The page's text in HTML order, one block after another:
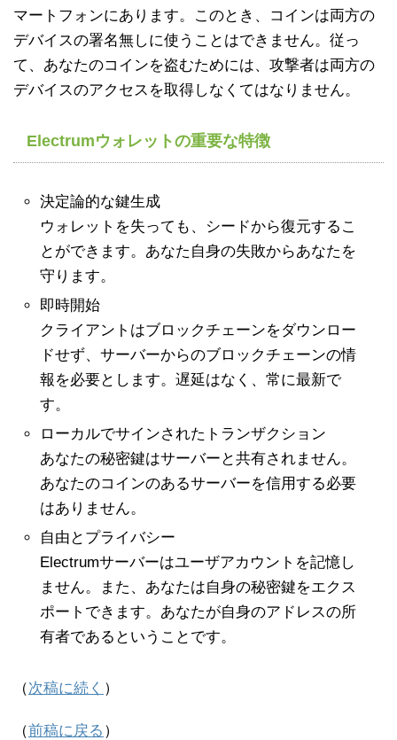
マートフォンにあります。このとき、コインは両方の
デバイスの署名無しに使うことはできません。従っ
て、あなたのコインを盗むためには、攻撃者は両方の
デバイスのアクセスを取得しなくてはなりません。
Electrumウォレットの重要な特徴
決定論的な鍵生成
ウォレットを失っても、シードから復元するこ
とができます。あなた自身の失敗からあなたを
守ります。
即時開始
クライアントはブロックチェーンをダウンロー
ドせず、サーバーからのブロックチェーンの情
報を必要とします。遅延はなく、常に最新で
す。
ローカルでサインされたトランザクション
あなたの秘密鍵はサーバーと共有されません。
あなたのコインのあるサーバーを信用する必要
はありません。
自由とプライバシー
Electrumサーバーはユーザアカウントを記憶し
ません。また、あなたは自身の秘密鍵をエクス
ポートできます。あなたが自身のアドレスの所
有者であるということです。
（次稿に続く ）
（前稿に戻る ）